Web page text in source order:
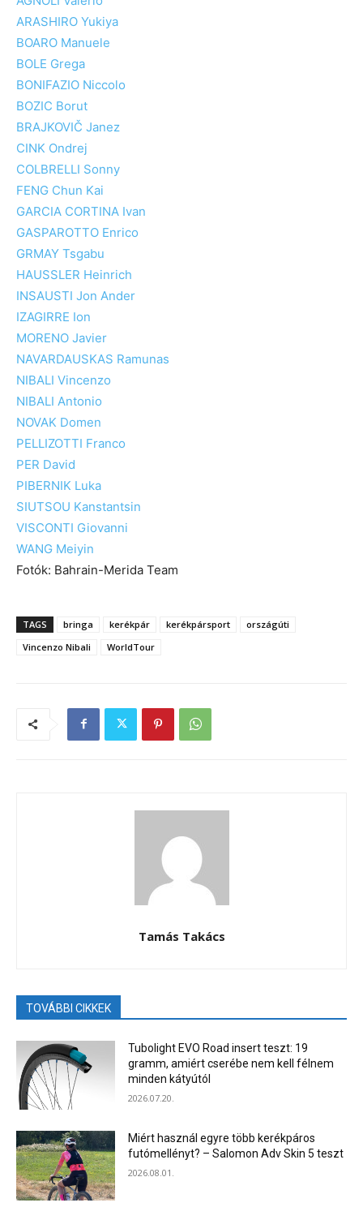
ARASHIRO Yukiya
BOARO Manuele
BOLE Grega
BONIFAZIO Niccolo
BOZIC Borut
BRAJKOVIČ Janez
CINK Ondrej
COLBRELLI Sonny
FENG Chun Kai
GARCIA CORTINA Ivan
GASPAROTTO Enrico
GRMAY Tsgabu
HAUSSLER Heinrich
INSAUSTI Jon Ander
IZAGIRRE Ion
MORENO Javier
NAVARDAUSKAS Ramunas
NIBALI Vincenzo
NIBALI Antonio
NOVAK Domen
PELLIZOTTI Franco
PER David
PIBERNIK Luka
SIUTSOU Kanstantsin
VISCONTI Giovanni
WANG Meiyin
Fotók: Bahrain-Merida Team
TAGS bringa kerékpár kerékpársport
országúti
Vincenzo Nibali
WorldTour
Tamás Takács
TOVÁBBI CIKKEK
Tubolight EVO Road insert teszt: 19
gramm, amiért cserébe nem kell félnem
minden kátyútól
2026.07.20.
Miért használ egyre több kerékpáros
futómellényt? – Salomon Adv Skin 5 teszt
2026.08.01.